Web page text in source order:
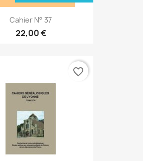
Cahier N° 37
22,00 €
favorite_border